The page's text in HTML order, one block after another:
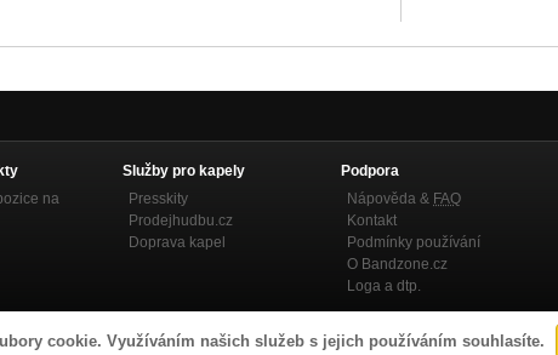
cookie. Využíváním našich služeb s jejich používáním souhlasíte.
na
Služby pro kapely
Presskity
Prodejhudbu.cz
Doprava kapel
Podpora
Nápověda & FAQ
Kontakt
Podmínky používání
O Bandzone.cz
Loga a dtp.